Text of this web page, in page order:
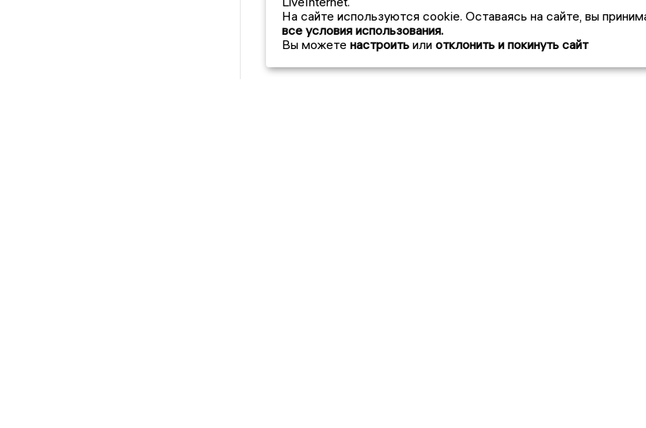
На сайте используются cookie. Оставаясь на сайте, вы
все условия использования.
Вы можете настроить или отклонить и покинуть сайт